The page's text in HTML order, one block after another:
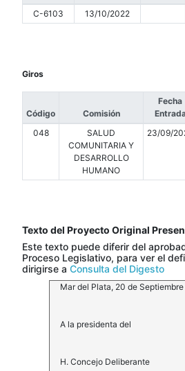
C-6103
13/10/2022
Giros
Código Comisión
Fecha
048
SALUD
COMUNITARIA Y
DESARROLLO
HUMANO
23/09/
Texto del Proyecto Original
Este texto puede diferir del
Proceso Legislativo, para ver el
dirigirse a Consulta del Digesto
Mar del Plata, 20 de
A la presidenta del
H. Concejo Deliberante